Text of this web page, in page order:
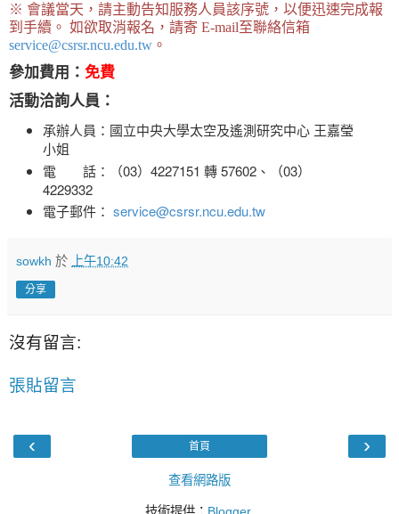
※ 會議當天，請主動告知服務人員該序號，以便迅速完成報
到手續。 如欲取消報名，請寄 E-mail至聯絡信箱
service@csrsr.ncu.edu.tw 。
參加費用： 免費
活動洽詢人員：
承辦人員：國立中央大學太空及遙測研究中心 王嘉瑩
小姐
電 話：（03）4227151 轉 57602、（03）
4229332
電子郵件： service@csrsr.ncu.edu.tw
sowkh 於 上午10:42
分享
沒有留言:
張貼留言
‹ ›
首頁
查看網路版